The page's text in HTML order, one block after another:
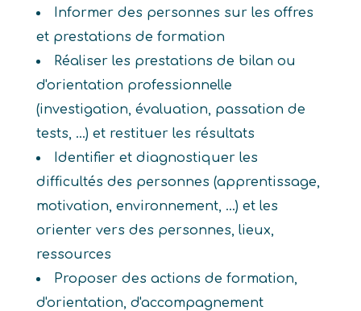
Informer des personnes sur les offres
et prestations de formation
Réaliser les prestations de bilan ou
d'orientation professionnelle
(investigation, évaluation, passation de
tests, ...) et restituer les résultats
Identifier et diagnostiquer les
difficultés des personnes (apprentissage,
motivation, environnement, ...) et les
orienter vers des personnes, lieux,
ressources
Proposer des actions de formation,
d'orientation, d'accompagnement